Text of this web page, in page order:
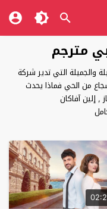
مترجم
والجميلة التي تدير شركة
من الحي فماذا يحدث
إلين آفاكان